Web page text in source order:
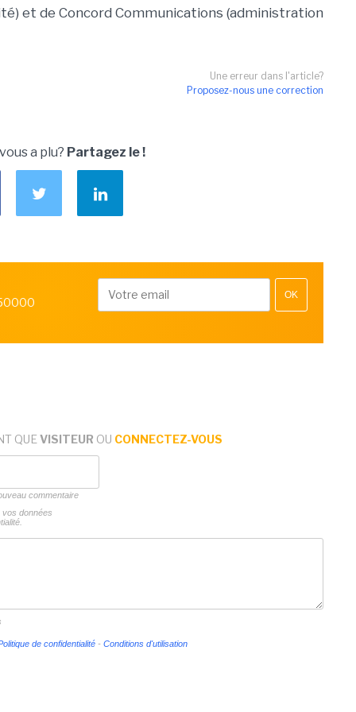
et de Concord Communications (administration
Une erreur dans l'article?
Proposez-nous une correction
a plu? Partagez le !
OK
QUE VISITEUR OU CONNECTEZ-VOUS
commentaire
vos données
de confidentialité - Conditions d'utilisation